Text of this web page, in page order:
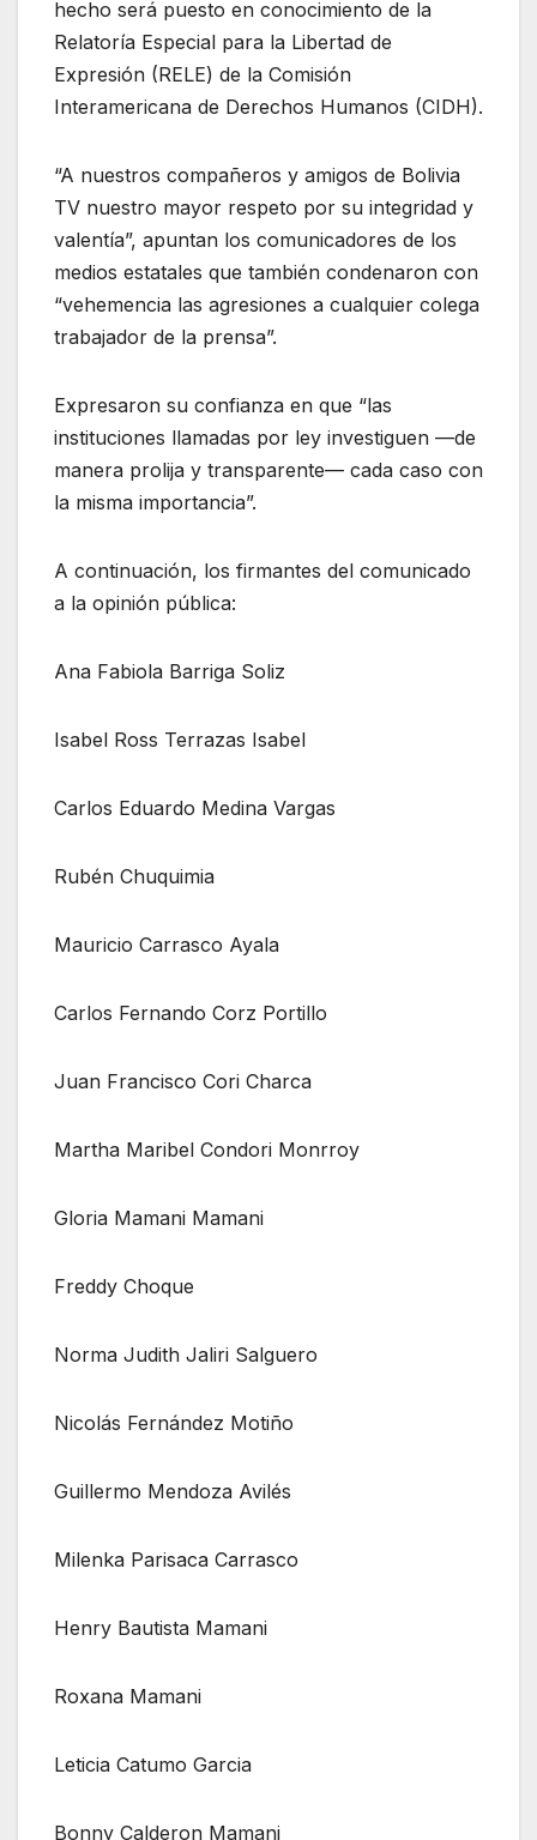
hecho será puesto en conocimiento de la
Relatoría Especial para la Libertad de
Expresión (RELE) de la Comisión
Interamericana de Derechos Humanos (CIDH).
“A nuestros compañeros y amigos de Bolivia
TV nuestro mayor respeto por su integridad y
valentía”, apuntan los comunicadores de los
medios estatales que también condenaron con
“vehemencia las agresiones a cualquier colega
trabajador de la prensa”.
Expresaron su confianza en que “las
instituciones llamadas por ley investiguen —de
manera prolija y transparente— cada caso con
la misma importancia”.
A continuación, los firmantes del comunicado
a la opinión pública:
Ana Fabiola Barriga Soliz
Isabel Ross Terrazas Isabel
Carlos Eduardo Medina Vargas
Rubén Chuquimia
Mauricio Carrasco Ayala
Carlos Fernando Corz Portillo
Juan Francisco Cori Charca
Martha Maribel Condori Monrroy
Gloria Mamani Mamani
Freddy Choque
Norma Judith Jaliri Salguero
Nicolás Fernández Motiño
Guillermo Mendoza Avilés
Milenka Parisaca Carrasco
Henry Bautista Mamani
Roxana Mamani
Leticia Catumo Garcia
Bonny Calderon Mamani